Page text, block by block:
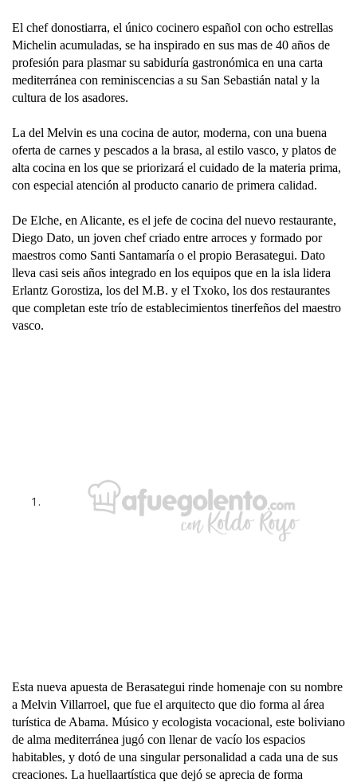
El chef donostiarra, el único cocinero español con ocho estrellas
Michelin acumuladas, se ha inspirado en sus mas de 40 años de
profesión para plasmar su sabiduría gastronómica en una carta
mediterránea con reminiscencias a su San Sebastián natal y la
cultura de los asadores.
La del Melvin es una cocina de autor, moderna, con una buena
oferta de carnes y pescados a la brasa, al estilo vasco, y platos de
alta cocina en los que se priorizará el cuidado de la materia prima,
con especial atención al producto canario de primera calidad.
De Elche, en Alicante, es el jefe de cocina del nuevo restaurante,
Diego Dato, un joven chef criado entre arroces y formado por
maestros como Santi Santamaría o el propio Berasategui. Dato
lleva casi seis años integrado en los equipos que en la isla lidera
Erlantz Gorostiza, los del M.B. y el Txoko, los dos restaurantes
que completan este trío de establecimientos tinerfeños del maestro
vasco.
Esta nueva apuesta de Berasategui rinde homenaje con su nombre
a Melvin Villarroel, que fue el arquitecto que dio forma al área
turística de Abama. Músico y ecologista vocacional, este boliviano
de alma mediterránea jugó con llenar de vacío los espacios
habitables, y dotó de una singular personalidad a cada una de sus
creaciones. La huellaartística que dejó se aprecia de forma